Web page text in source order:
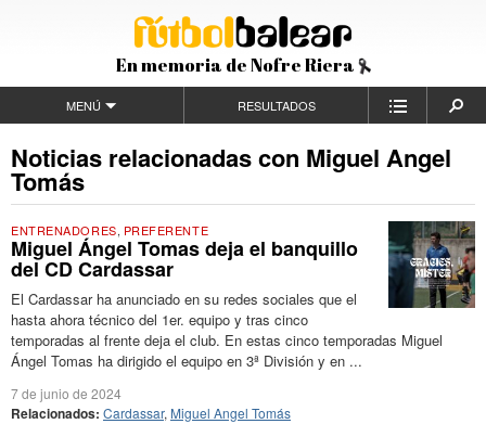
En memoria de Nofre Riera
MENÚ RESULTADOS
Noticias relacionadas con Miguel Angel
Tomás
ENTRENADORES, PREFERENTE
Miguel Ángel Tomas deja el banquillo
del CD Cardassar
El Cardassar ha anunciado en su redes sociales que el
hasta ahora técnico del 1er. equipo y tras cinco
temporadas al frente deja el club. En estas cinco temporadas Miguel
Ángel Tomas ha dirigido el equipo en 3ª División y en ...
7 de junio de 2024
Relacionados: Cardassar, Miguel Angel Tomás